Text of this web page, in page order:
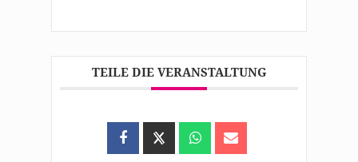
TEILE DIE VERANSTALTUNG